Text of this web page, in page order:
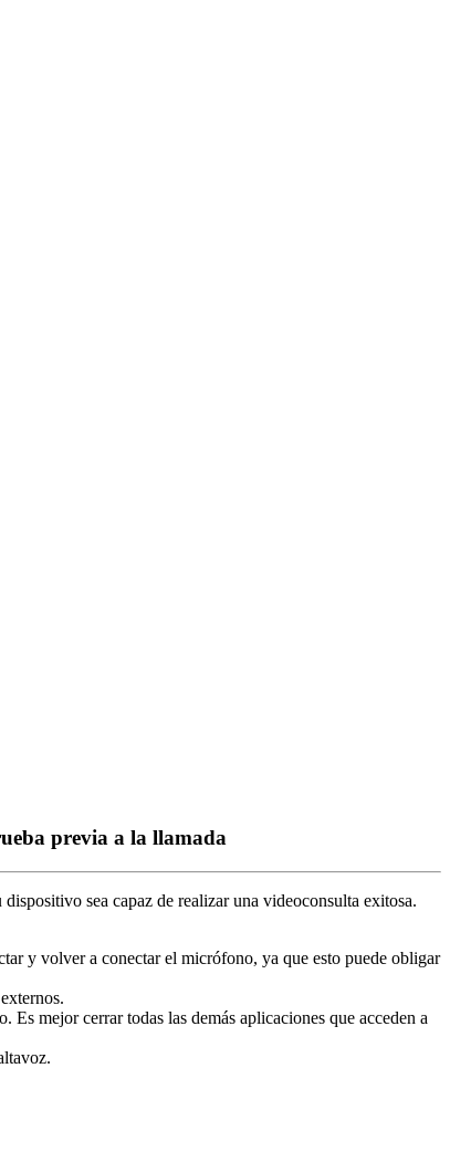
previa a la llamada
dispositivo sea capaz de realizar una videoconsulta exitosa.
y volver a conectar el micrófono, ya que esto puede obligar
externos.
. Es mejor cerrar todas las demás aplicaciones que acceden a
.